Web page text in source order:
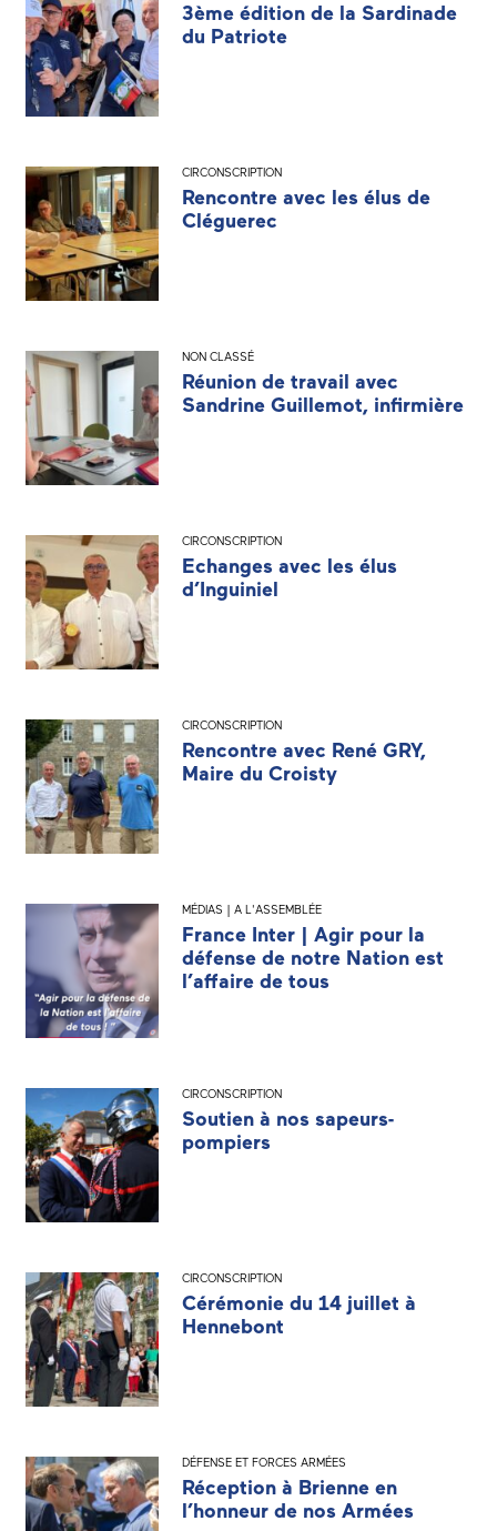
3ème édition de la Sardinade
du Patriote
CIRCONSCRIPTION
Rencontre avec les élus de
Cléguerec
NON CLASSÉ
Réunion de travail avec
Sandrine Guillemot, infirmière
CIRCONSCRIPTION
Echanges avec les élus
d’Inguiniel
CIRCONSCRIPTION
Rencontre avec René GRY,
Maire du Croisty
MÉDIAS | A L'ASSEMBLÉE
France Inter | Agir pour la
défense de notre Nation est
l’affaire de tous
CIRCONSCRIPTION
Soutien à nos sapeurs-
pompiers
CIRCONSCRIPTION
Cérémonie du 14 juillet à
Hennebont
DÉFENSE ET FORCES ARMÉES
Réception à Brienne en
l’honneur de nos Armées